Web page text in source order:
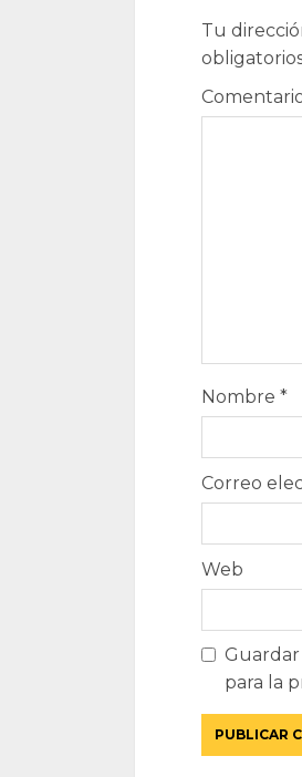
Tu
Nombre *
Correo
Web
para la